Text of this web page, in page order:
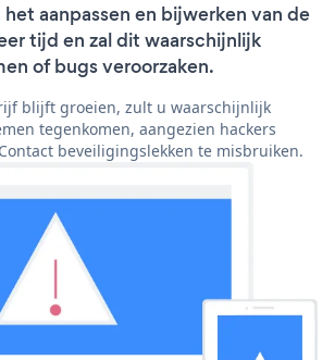
aanpassen en bijwerken van de
tijd en zal dit waarschijnlijk
of bugs veroorzaken.
blijft groeien, zult u waarschijnlijk
tegenkomen, aangezien hackers
beveiligingslekken te misbruiken.